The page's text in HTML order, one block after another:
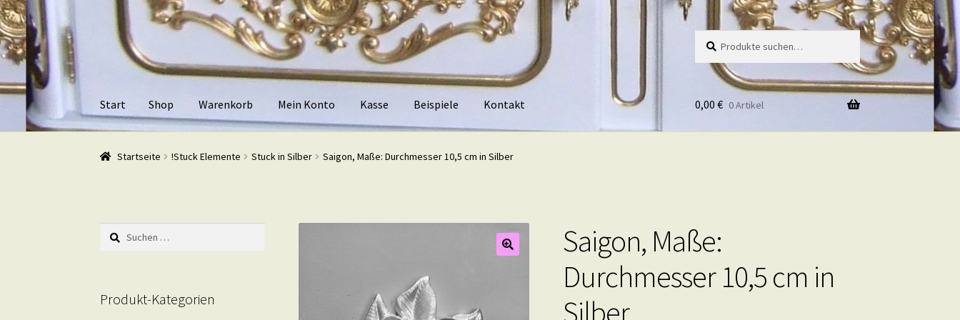
Zur
Navigation
springen
Zum
Inhalt
springen
nach:
Start Shop Warenkorb Mein Konto Kasse Beispiele Kontakt
Start ShopWarenkorb Mein Konto Kasse Beispiele Kontakt
0,00 € 0 Artikel
Startseite !Stuck Elemente Stuck in Silber Saigon, Maße: Durchmesser 10,5 cm in Silber
Saigon, Maße:
Durchmesser 10,5 cm in
Silber
Suchen
nach:
Produkt-Kategorien